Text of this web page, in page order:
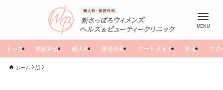
MENU
トップ 医師紹介 婦人科 美容外科 アートメイク 料金 アク
ホーム 肌